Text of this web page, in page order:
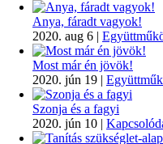
Anya, fáradt vagyok!
2020. aug 6 |
Most már én jövök!
2020. jún 19 |
Szonja és a fagyi
2020. jún 10 |